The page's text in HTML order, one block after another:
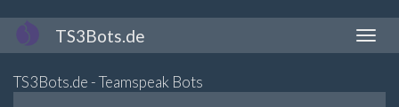
Direkt
zum
TS3Bots.de
TS3Bots.de - Teamspeak Bots